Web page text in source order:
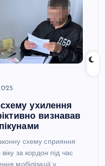
ухилення
визнавав
схему сприяння
за кордон під час